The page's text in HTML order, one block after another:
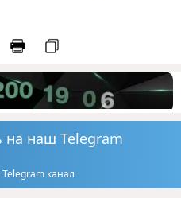
на наш Telegram
канал